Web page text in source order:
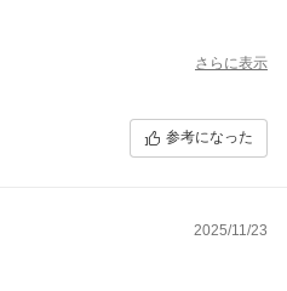
さらに表示
参考になった
2025/11/23